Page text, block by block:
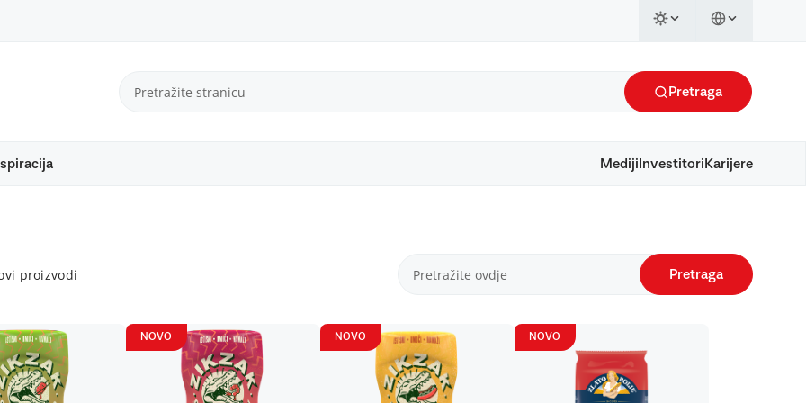
Pretraga
Mediji Investitori Karijere
proizvodi Pretraga
NOVO NOVO NOVO